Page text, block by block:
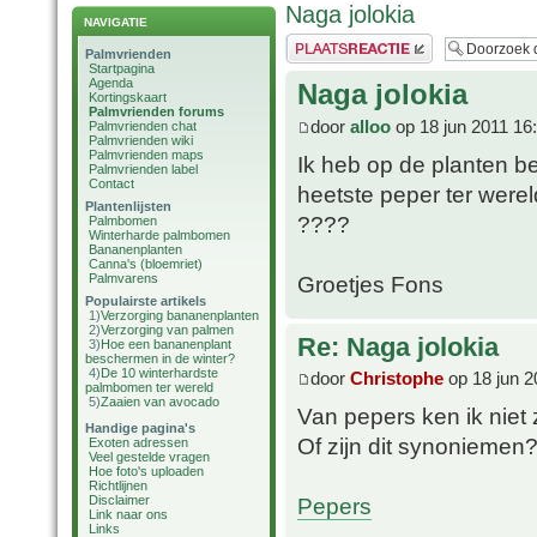
NAVIGATIE
Palmvrienden
Startpagina
Agenda
Kortingskaart
Palmvrienden forums
Palmvrienden chat
Palmvrienden wiki
Palmvrienden maps
Palmvrienden label
Contact
Plantenlijsten
Palmbomen
Winterharde palmbomen
Bananenplanten
Canna's (bloemriet)
Palmvarens
Populairste artikels
1)Verzorging bananenplanten
2)Verzorging van palmen
3)Hoe een bananenplant
beschermen in de winter?
4)De 10 winterhardste
palmbomen ter wereld
5)Zaaien van avocado
Handige pagina's
Exoten adressen
Veel gestelde vragen
Hoe foto's uploaden
Richtlijnen
Disclaimer
Link naar ons
Links
Naga jolokia
Plaats een reactie
Naga jolokia
door alloo op 18 jun 2011
Ik heb op de planten
heetste peper ter
????
Groetjes Fons
Re: Naga jolokia
door Christophe op 18 jun
Van pepers ken ik niet
Of zijn dit synoniemen?
Pepers